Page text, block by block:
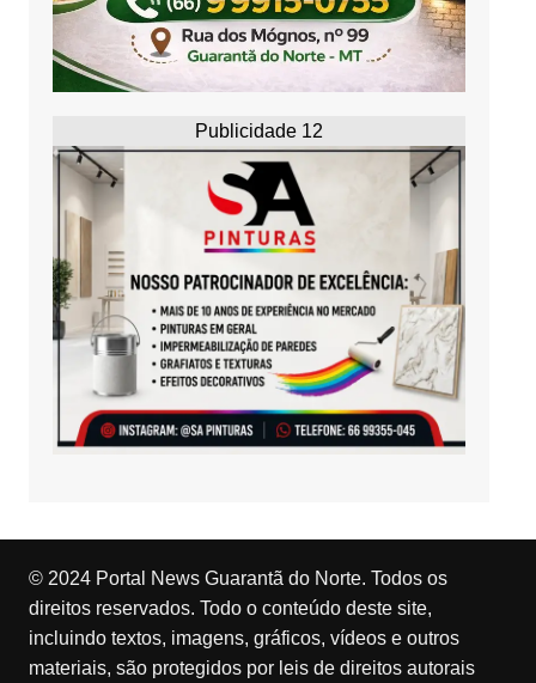
Publicidade 12
© 2024 Portal News Guarantã do Norte. Todos os
direitos reservados. Todo o conteúdo deste site,
incluindo textos, imagens, gráficos, vídeos e outros
materiais, são protegidos por leis de direitos autorais